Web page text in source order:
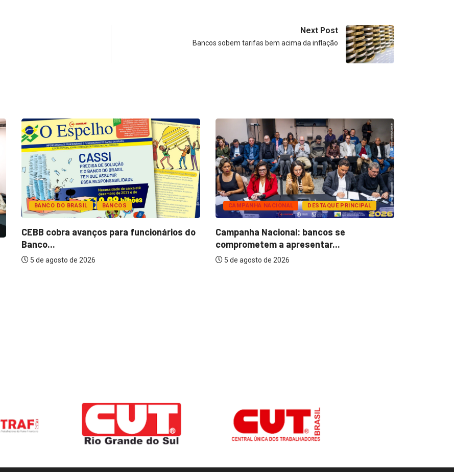
Next Post
Bancos sobem tarifas bem acima da inflação
BANCO DO BRASIL BANCOS
CEBB cobra avanços para funcionários do
Banco...
5 de agosto de 2026
CAMPANHA NACIONAL DESTAQUE PRINCIPAL
Campanha Nacional: bancos se
comprometem a apresentar...
5 de agosto de 2026